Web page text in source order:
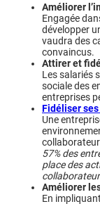
Améliorer
Engagée
développer
vaudra des
convaincus.
Attirer et
Les salariés
sociale des
entreprises
Fidéliser
Une
57% des
place des
Améliorer
En